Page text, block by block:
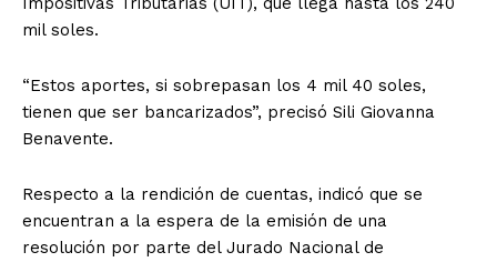
mil soles.
“Estos aportes, si sobrepasan los 4 mil 40 soles,
tienen que ser bancarizados”, precisó Sili Giovanna
Benavente.
Respecto a la rendición de cuentas, indicó que se
encuentran a la espera de la emisión de una
resolución por parte del Jurado Nacional de